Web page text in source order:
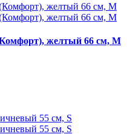
желтый 66 см, М